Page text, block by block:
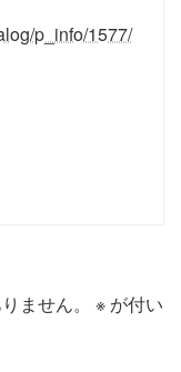
p_info/1577/
ません。
※ が付い